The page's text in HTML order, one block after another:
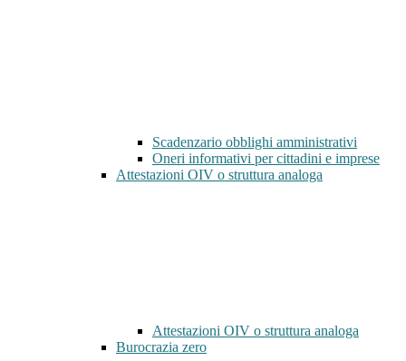
Scadenzario obblighi amministrativi
Oneri informativi per cittadini e imprese
Attestazioni OIV o struttura analoga
Attestazioni OIV o struttura analoga
Burocrazia zero